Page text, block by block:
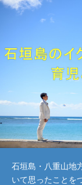
石垣島・八重山地
いて思ったことを